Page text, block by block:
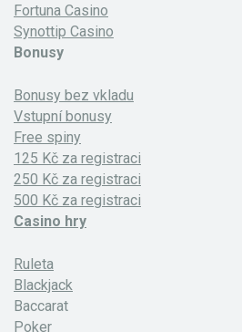
Fortuna Casino
Synottip Casino
Bonusy
Bonusy bez vkladu
Vstupní bonusy
Free spiny
125 Kč za registraci
250 Kč za registraci
500 Kč za registraci
Casino hry
Ruleta
Blackjack
Baccarat
Poker